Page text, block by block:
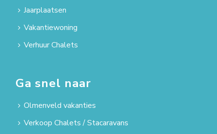
Jaarplaatsen
Vakantiewoning
Verhuur Chalets
Ga snel naar
Olmenveld vakanties
Verkoop Chalets / Stacaravans